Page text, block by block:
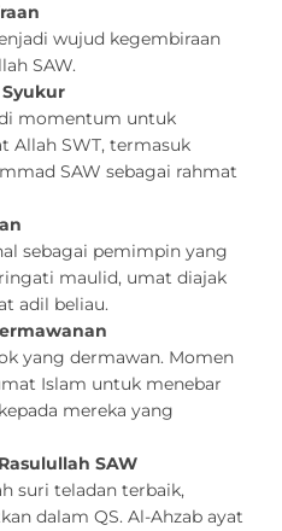
wujud kegembiraan
SAW.
momentum untuk
Allah SWT, termasuk
SAW sebagai rahmat
sebagai pemimpin yang
maulid, umat diajak
adil beliau.
yang dermawan. Momen
Islam untuk menebar
mereka yang
SAW
suri teladan terbaik,
dalam QS. Al-Ahzab ayat